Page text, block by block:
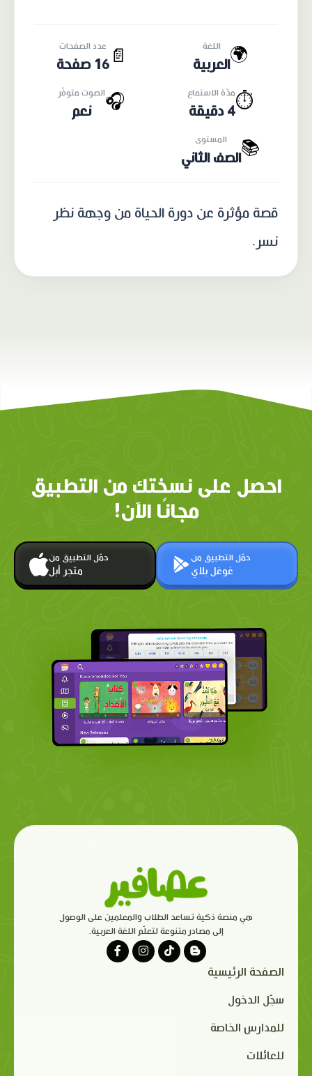
🌍 اللغة
العربية 📄
عدد الصفحات
16 صفحة
⏱️مدّة الاستماع
4 دقيقة
🎧الصوت متوفّر
نعم
📚 المستوى
الصف الثاني
قصة مؤثرة عن دورة الحياة من وجهة نظر
نسر.
احصل على نسختك من التطبيق
مجانًا الآن!
حمّل التطبيق من
متجر أبل
حمّل التطبيق من
غوغل بلاي
هي منصة ذكية تساعد الطلاب والمعلمين على الوصول
إلى مصادر متنوعة لتعلّم اللغة العربية.
الصفحة الرئيسية
سجّل الدخول
للمدارس الخاصة
للعائلات